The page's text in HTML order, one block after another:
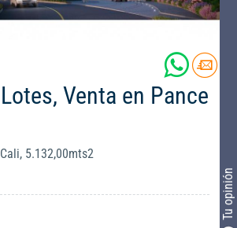
Tu opinión
Lotes, Venta en Pance
Cali, 5.132,00mts2